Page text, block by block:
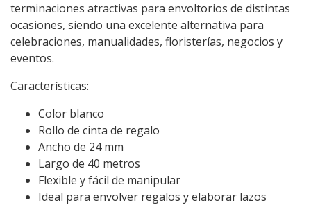
terminaciones atractivas para envoltorios de distintas
ocasiones, siendo una excelente alternativa para
celebraciones, manualidades, floristerías, negocios y
eventos.
Características:
Color blanco
Rollo de cinta de regalo
Ancho de 24 mm
Largo de 40 metros
Flexible y fácil de manipular
Ideal para envolver regalos y elaborar lazos